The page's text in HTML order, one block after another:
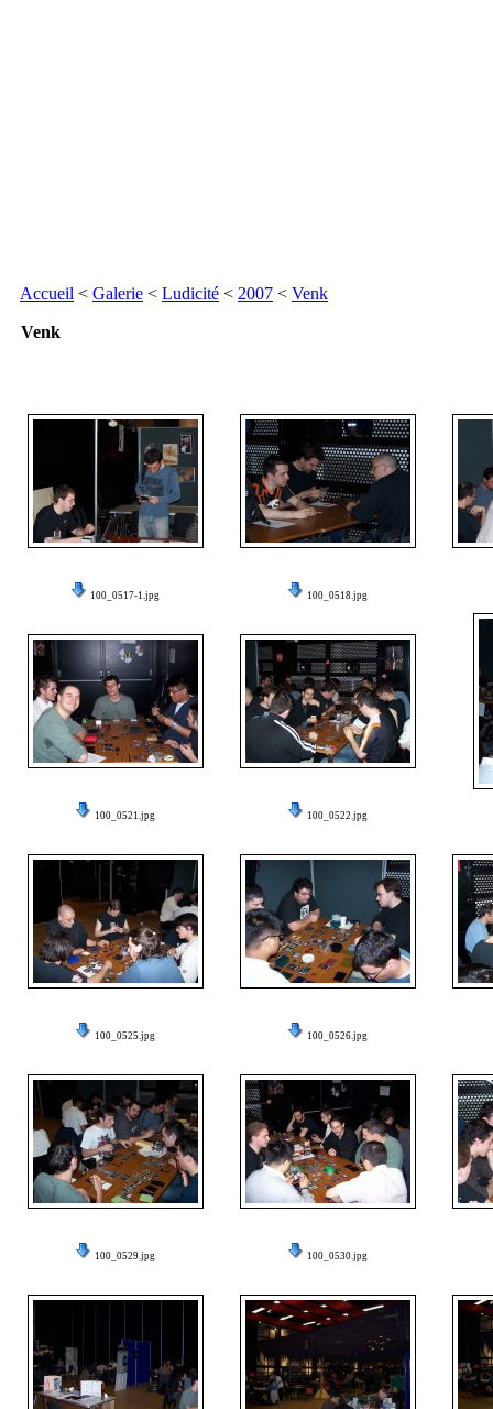
Accueil < Galerie < Ludicité < 2007 < Venk
Venk
100_0517-1.jpg 100_0518.jpg
100_0521.jpg 100_0522.jpg
100_0525.jpg 100_0526.jpg
100_0529.jpg 100_0530.jpg